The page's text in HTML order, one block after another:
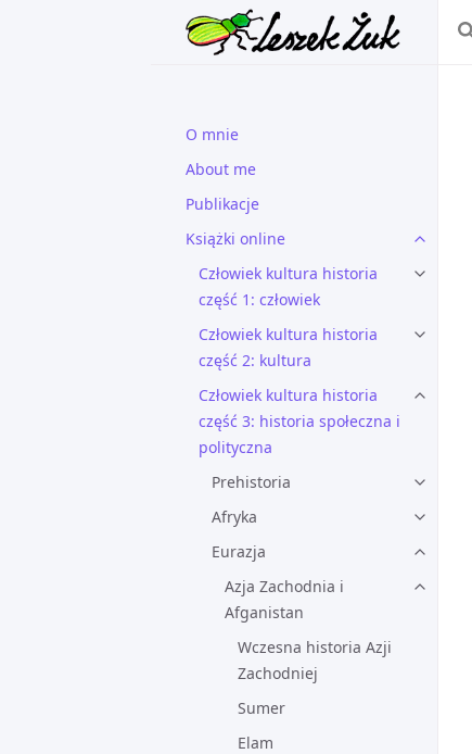
O mnie
About me
Publikacje
Książki online
Człowiek kultura historia
część 1: człowiek
Człowiek kultura historia
część 2: kultura
Człowiek kultura historia
część 3: historia społeczna i
polityczna
Prehistoria
Afryka
Eurazja
Azja Zachodnia i
Afganistan
Wczesna historia Azji
Zachodniej
Sumer
Elam